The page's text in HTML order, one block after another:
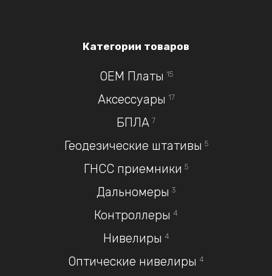
Категории товаров
OEM Платы 15
Аксессуары 17
БПЛА 7
Геодезические штативы 5
ГНСС приемники 5
Дальномеры 3
Контроллеры 4
Нивелиры 4
Оптические нивелиры 4